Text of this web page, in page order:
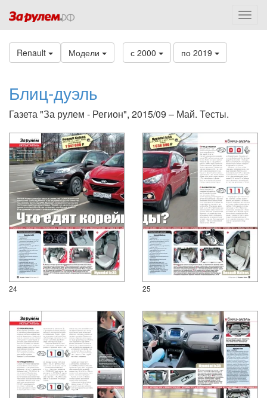
Renault Модели с 2000 по 2019
Блиц-дуэль
Газета "За рулем - Регион", 2015/09 – Май. Тесты.
24 25